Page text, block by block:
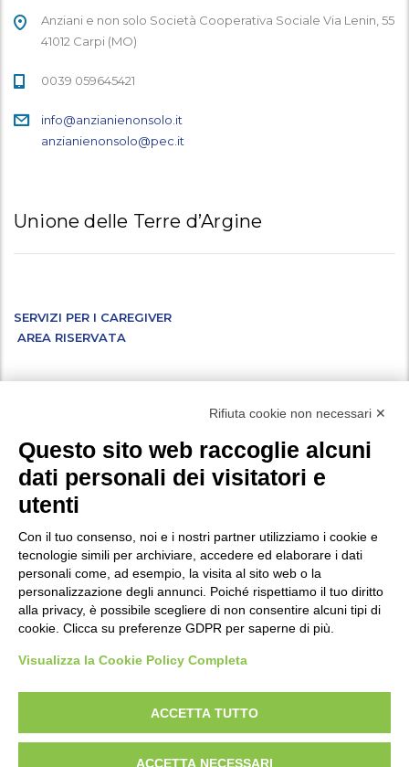
Anziani e non solo Società Cooperativa Sociale Via Lenin, 55
41012 Carpi (MO)
0039 059645421
info@anzianienonsolo.it
anzianienonsolo@pec.it
Unione delle Terre d’Argine
SERVIZI PER I CAREGIVER
AREA RISERVATA
Vuoi iscriverti alla nostra newsletter ed essere aggiornato su tutte le
novità e i progetti a cui stiamo lavorando? Compila i campi
del
modulo di iscrizione
Privacy
Policy di protezione dei minori
Modifica preferenze Cookie
P.IVA e Iscr. Reg. Imp. MO 04699521219
REA MO – 341781
Rifiuta cookie non necessari ✕
Questo sito web raccoglie alcuni
dati personali dei visitatori e
utenti
Con il tuo consenso, noi e i nostri partner utilizziamo i cookie e
tecnologie simili per archiviare, accedere ed elaborare i dati
personali come, ad esempio, la visita al sito web o la
personalizzazione degli annunci. Poiché rispettiamo il tuo diritto
alla privacy, è possibile scegliere di non consentire alcuni tipi di
cookie. Clicca su preferenze GDPR per saperne di più.
Visualizza la Cookie Policy Completa
ACCETTA TUTTO
ACCETTA NECESSARI